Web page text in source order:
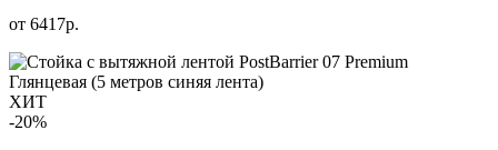
от 6417р.
ХИТ
-20%